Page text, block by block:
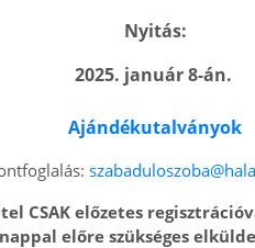
Nyitás:
2025. január 8-án.
Ajándékutalványok
CSAK előzetes
előre szükséges